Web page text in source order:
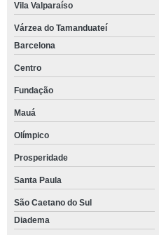
Vila Valparaíso
Várzea do Tamanduateí
Barcelona
Centro
Fundação
Mauá
Olímpico
Prosperidade
Santa Paula
São Caetano do Sul
Diadema